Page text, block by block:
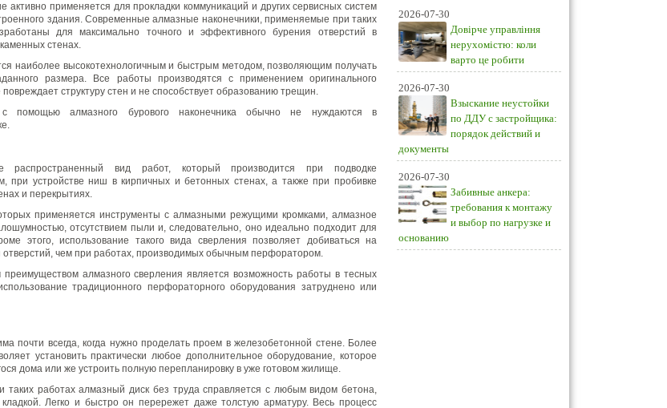
активно применяется для прокладки коммуникаций и других сервисных систем
здания. Современные алмазные наконечники, применяемые при таких
для максимально точного и эффективного бурения отверстий в
стенах.
наиболее высокотехнологичным и быстрым методом, позволяющим получать
размера. Все работы производятся с применением оригинального
структуру стен и не способствует образованию трещин.
с помощью алмазного бурового наконечника обычно не нуждаются в
распространенный вид работ, который производится при подводке
при устройстве ниш в кирпичных и бетонных стенах, а также при пробивке
и перекрытиях.
применяется инструменты с алмазными режущими кромками, алмазное
отсутствием пыли и, следовательно, оно идеально подходит для
этого, использование такого вида сверления позволяет добиваться на
чем при работах, производимых обычным перфоратором.
алмазного сверления является возможность работы в тесных
традиционного перфораторного оборудования затруднено или
почти всегда, когда нужно проделать проем в железобетонной стене. Более
установить практически любое дополнительное оборудование, которое
дома или же устроить полную перепланировку в уже готовом жилище.
работах алмазный диск без труда справляется с любым видом бетона,
Легко и быстро он перережет даже толстую арматуру. Весь процесс
2026-07-30
Довірче управління
нерухомістю: коли
варто це робити
2026-07-30
Взыскание неустойки
по ДДУ с застройщика:
порядок действий и
документы
2026-07-30
Забивные анкера:
требования к монтажу
и выбор по нагрузке и
основанию